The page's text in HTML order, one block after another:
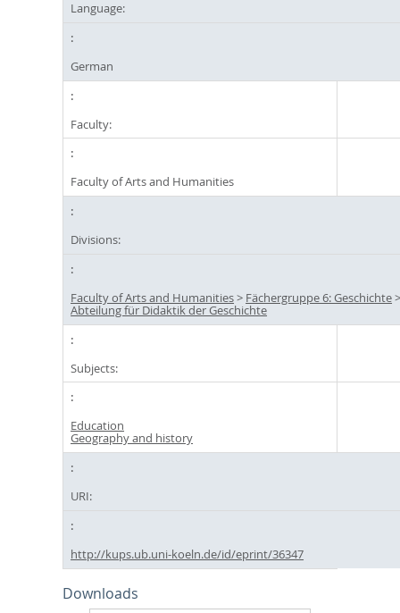
Language:
German
Faculty:
Faculty of Arts and Humanities
Divisions:
Faculty of Arts and Humanities> Fächergruppe 6: Geschichte
Abteilung für Didaktik der Geschichte
Subjects:
Education
Geography and history
URI:
http://kups.ub.uni-koeln.de/id/eprint/36347
Downloads